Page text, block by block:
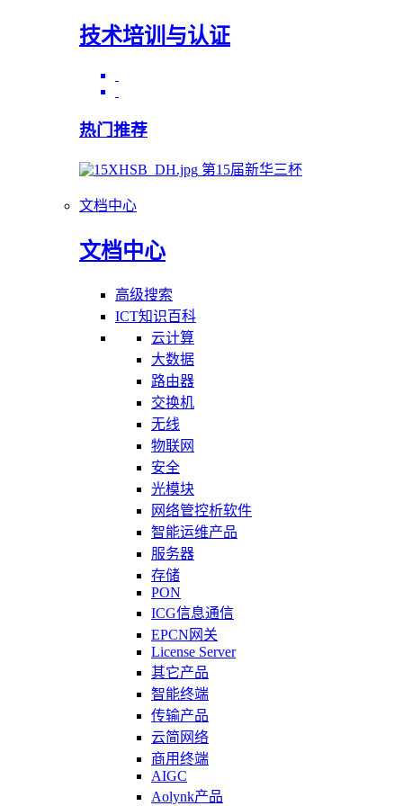
技术培训与认证
热门推荐
第15届新华三杯
文档中心
文档中心
高级搜索
ICT知识百科
云计算
大数据
路由器
交换机
无线
物联网
安全
光模块
网络管控析软件
智能运维产品
服务器
存储
PON
ICG信息通信
EPCN网关
License Server
其它产品
智能终端
传输产品
云简网络
商用终端
AIGC
Aolynk产品